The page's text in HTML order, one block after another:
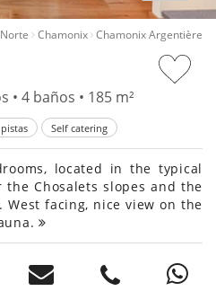
Chamonix Chamonix Argentière
4 baños • 185 m²
Self catering
located in the typical
Chosalets slopes and the
West facing, nice view on the